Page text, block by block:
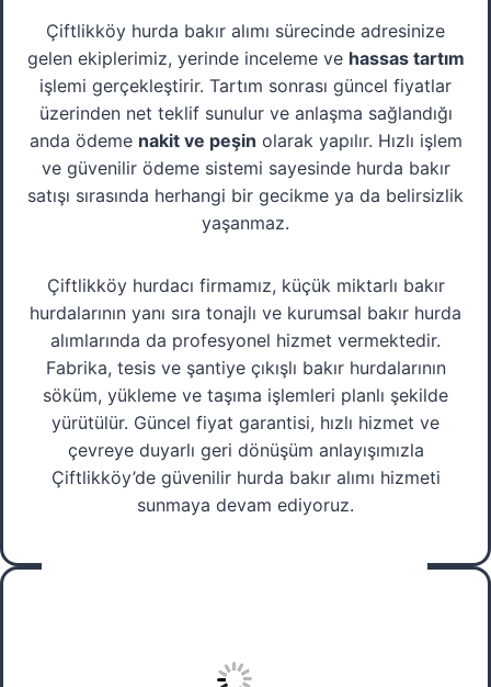
Çiftlikköy hurda bakır alımı sürecinde adresinize
gelen ekiplerimiz, yerinde inceleme ve hassas tartım
işlemi gerçekleştirir. Tartım sonrası güncel fiyatlar
üzerinden net teklif sunulur ve anlaşma sağlandığı
anda ödeme nakit ve peşin olarak yapılır. Hızlı işlem
ve güvenilir ödeme sistemi sayesinde hurda bakır
satışı sırasında herhangi bir gecikme ya da belirsizlik
yaşanmaz.
Çiftlikköy hurdacı firmamız, küçük miktarlı bakır
hurdalarının yanı sıra tonajlı ve kurumsal bakır hurda
alımlarında da profesyonel hizmet vermektedir.
Fabrika, tesis ve şantiye çıkışlı bakır hurdalarının
söküm, yükleme ve taşıma işlemleri planlı şekilde
yürütülür. Güncel fiyat garantisi, hızlı hizmet ve
çevreye duyarlı geri dönüşüm anlayışımızla
Çiftlikköy’de güvenilir hurda bakır alımı hizmeti
sunmaya devam ediyoruz.